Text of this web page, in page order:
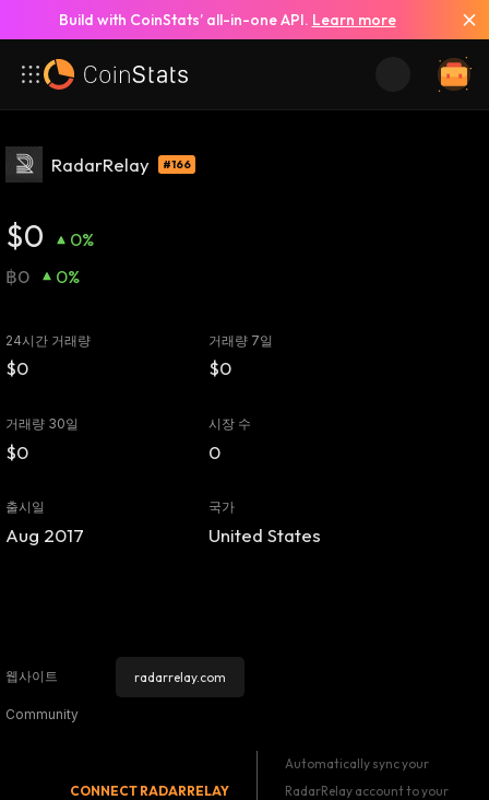
Build with CoinStats’ all-in-one API. Learn more
RadarRelay #166
$0
0%
฿0
0%
24시간 거래량
$0
거래량 7일
$0
거래량 30일
$0
시장 수
0
출시일
Aug 2017
국가
United States
웹사이트 radarrelay.com
Community
CONNECT RADARRELAY
Automatically sync your
RadarRelay account to your